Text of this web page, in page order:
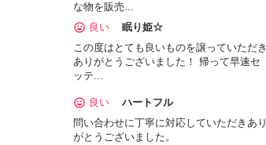
な物を販売...
良い
眠り姫☆
この度はとても良いものを譲っていただき
ありがとうございました！ 帰って早速セ
ッテ...
良い
ハートフル
問い合わせに丁寧に対応していただきあり
がとうございました。